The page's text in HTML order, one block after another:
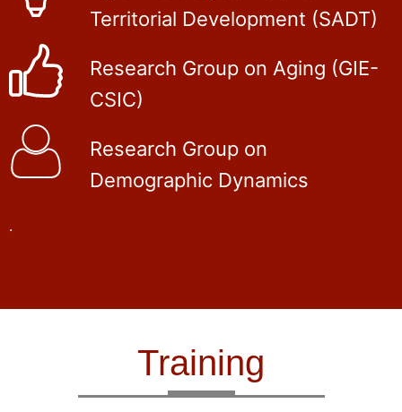
Territorial Development (SADT)
Research Group on Aging (GIE-
CSIC)
Research Group on
Demographic Dynamics
.
Training